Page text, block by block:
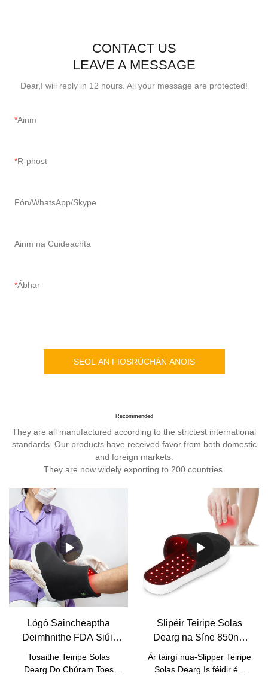
CONTACT US
LEAVE A MESSAGE
Dear,I will reply in 12 hours. All your message are protected!
Ainm
R-phost
Fón/WhatsApp/Skype
Ainm na Cuideachta
Ábhar
SEOL AN FIOSRÚCHÁN ANOIS
Recommended
They are all manufactured according to the strictest international
standards. Our products have received favor from both domestic
and foreign markets.
They are now widely exporting to 200 countries.
Lógó Saincheaptha
Deimhnithe FDA Siúil
Timpeall Monaróir
Tosaithe Teiripe Solas
Tosaithe Teiripe Solas
Dearg Do Chúram Toes
Slipéir Teiripe Solas
Dearg na Síne 850nm
Near Solas Dearg
Infridhearg Déantóirí
Ár táirgí nua-Slipper Teiripe
Solas Dearg.Is féidir é a